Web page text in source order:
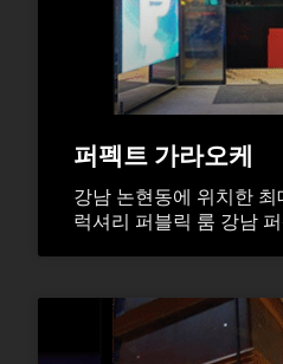
퍼펙트 가라오케
강남 논현동에 위치한
럭셔리 퍼블릭 룸 강남